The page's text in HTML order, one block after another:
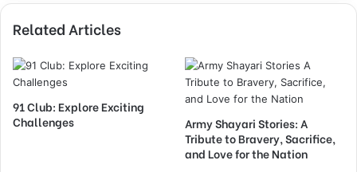
Related Articles
91 Club: Explore Exciting
Challenges
Army Shayari Stories: A
Tribute to Bravery, Sacrifice,
and Love for the Nation